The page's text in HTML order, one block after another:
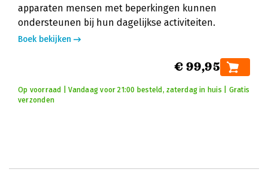
apparaten mensen met beperkingen kunnen
ondersteunen bij hun dagelijkse activiteiten.
Boek bekijken
€ 99,95
Op voorraad | Vandaag voor 21:00 besteld, zaterdag in huis | Gratis
verzonden